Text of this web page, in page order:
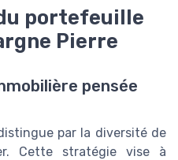
portefeuille
Pierre
pensée
par la diversité de
Cette stratégie vise à